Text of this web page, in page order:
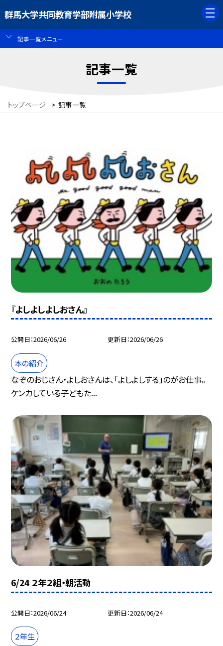
群馬大学共同教育学部附属小学校
記事一覧メニュー
記事一覧
トップページ > 記事一覧
『よしよしよしおさん』
公開日 2026/06/26 更新日 2026/06/26
本の紹介
なぞのおじさん・よしおさんは、「よしよしする」のがお仕事。
ケンカしている子どもた...
6/24 ２年２組・朝活動
公開日 2026/06/24 更新日 2026/06/24
２年生